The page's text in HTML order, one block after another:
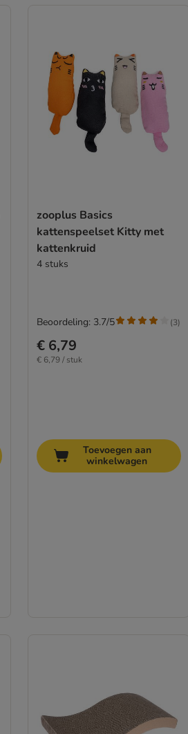
zooplus Basics
kattenspeelset Kitty met
kattenkruid
4 stuks
€ 6,79
€ 6,79 / stuk
Beoordeling: 3.7/5 (3)
Toevoegen aan
winkelwagen